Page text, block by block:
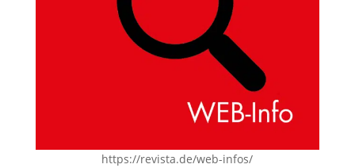
https://revista.de/web-infos/